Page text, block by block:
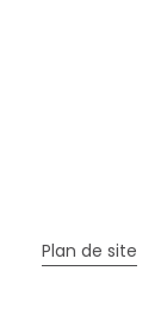
Plan de site